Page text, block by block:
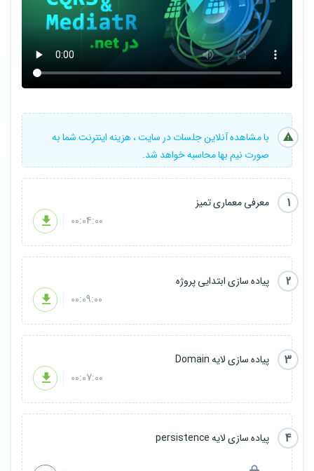
با مشاهده آنلاین جلسات در سایت ، هزینه اینترنت شما به
صورت نیم بها محاسبه خواهد شد.
1
معرفی معماری تمیز
00:04:00
2
پیاده سازی ابتدایی پروژه
00:09:00
3
پیاده سازی لایه Domain
00:07:00
4 پیاده سازی لایه persistence